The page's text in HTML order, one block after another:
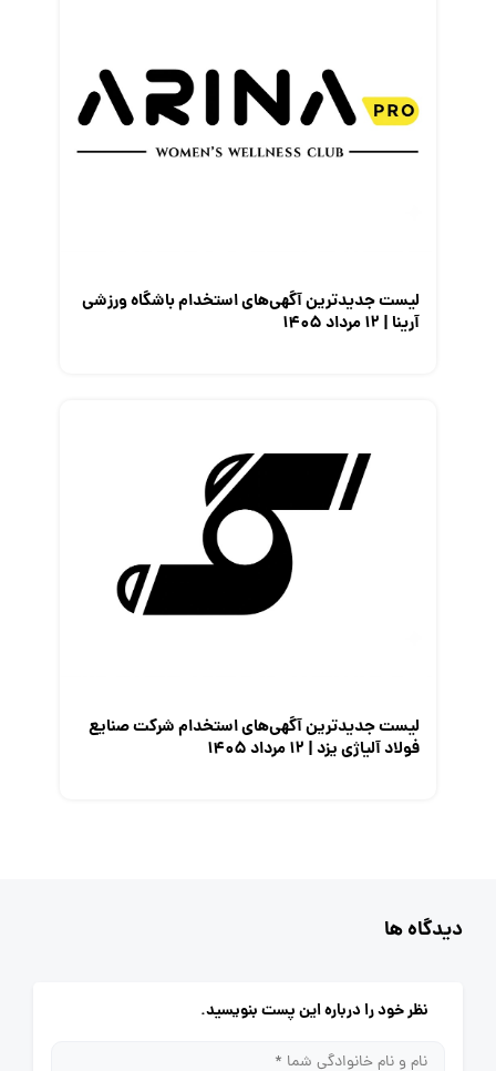
لیست جدیدترین آگهی‌های استخدام باشگاه ورزشی
آرینا | ۱۲ مرداد ۱۴۰۵
لیست جدیدترین آگهی‌های استخدام شرکت صنایع
فولاد آلیاژی یزد | ۱۲ مرداد ۱۴۰۵
دیدگاه ها
نظر خود را درباره این پست بنویسید.